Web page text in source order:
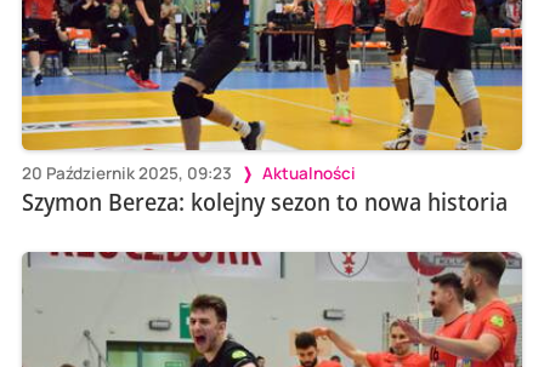
20 Październik 2025, 09:23 Aktualności
Szymon Bereza: kolejny sezon to nowa historia